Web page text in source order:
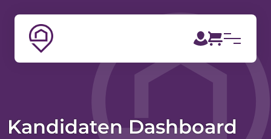
Kandidaten Dashboard